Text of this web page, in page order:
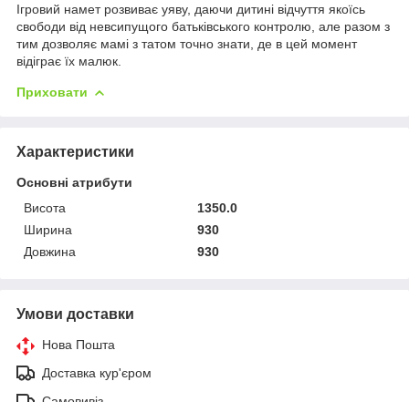
Ігровий намет розвиває уяву, даючи дитині відчуття якоїсь
свободи від невсипущого батьківського контролю, але разом з
тим дозволяє мамі з татом точно знати, де в цей момент
відіграє їх малюк.
Приховати
Характеристики
Основні атрибути
Висота
1350.0
Ширина
930
Довжина
930
Умови доставки
Нова Пошта
Доставка кур'єром